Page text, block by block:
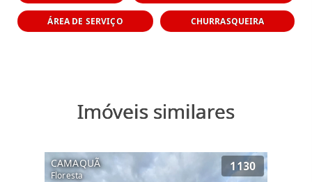
ÁREA DE SERVIÇO CHURRASQUEIRA
Imóveis similares
CAMAQUÃ
Floresta
1130